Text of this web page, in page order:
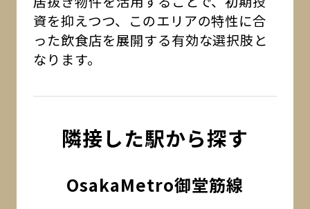
資を抑えつつ、このエリアの特性に合
った飲食店を展開する有効な選択肢と
なります。
隣接した駅から探す
OsakaMetro御堂筋線